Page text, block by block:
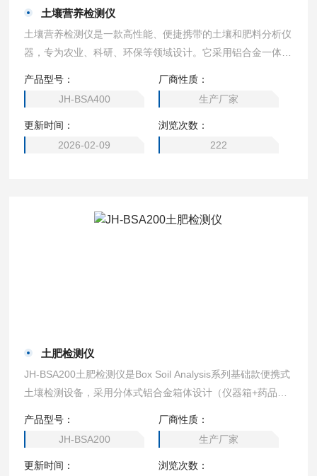
土壤营养检测仪
土壤营养检测仪是一款高性能、便捷携带的土壤和肥料分析仪
器，专为农业、科研、环保等领域设计。它采用铝合金一体式
土壤、肥料以及植株中的多项关键养分。
产品型号：
JH-BSA400
厂商性质：
生产厂家
更新时间：
2026-02-09
浏览次数：
222
土肥检测仪
JH-BSA200土肥检测仪是Box Soil Analysis系列基础款便携式
土壤检测设备，采用分体式铝合金箱体设计（仪器箱+药品
造。
产品型号：
JH-BSA200
厂商性质：
生产厂家
更新时间：
浏览次数：